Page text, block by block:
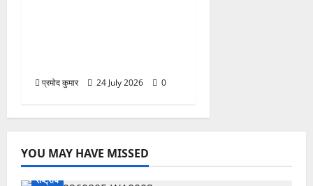
प्रमोद कुमार 24 July 2026 0
YOU MAY HAVE MISSED
राष्ट्रीय